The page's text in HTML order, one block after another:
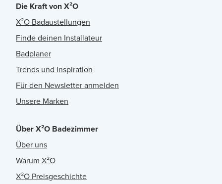
Die Kraft von X²O
X²O Badaustellungen
Finde deinen Installateur
Badplaner
Trends und Inspiration
Für den Newsletter anmelden
Unsere Marken
Über X²O Badezimmer
Über uns
Warum X²O
X²O Preisgeschichte